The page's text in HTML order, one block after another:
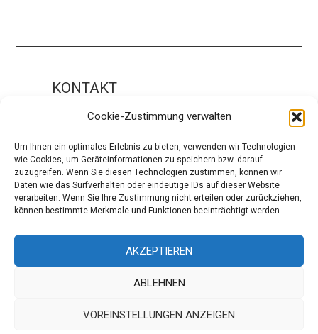
Cookie-Zustimmung verwalten
Um Ihnen ein optimales Erlebnis zu bieten, verwenden wir Technologien
wie Cookies, um Geräteinformationen zu speichern bzw. darauf
zuzugreifen. Wenn Sie diesen Technologien zustimmen, können wir
Daten wie das Surfverhalten oder eindeutige IDs auf dieser Website
verarbeiten. Wenn Sie Ihre Zustimmung nicht erteilen oder zurückziehen,
können bestimmte Merkmale und Funktionen beeinträchtigt werden.
AKZEPTIEREN
ABLEHNEN
VOREINSTELLUNGEN ANZEIGEN
KONTAKT
Impressum
ÜBER UNS
Die Redaktion
Über modaCYCLE
Instagram